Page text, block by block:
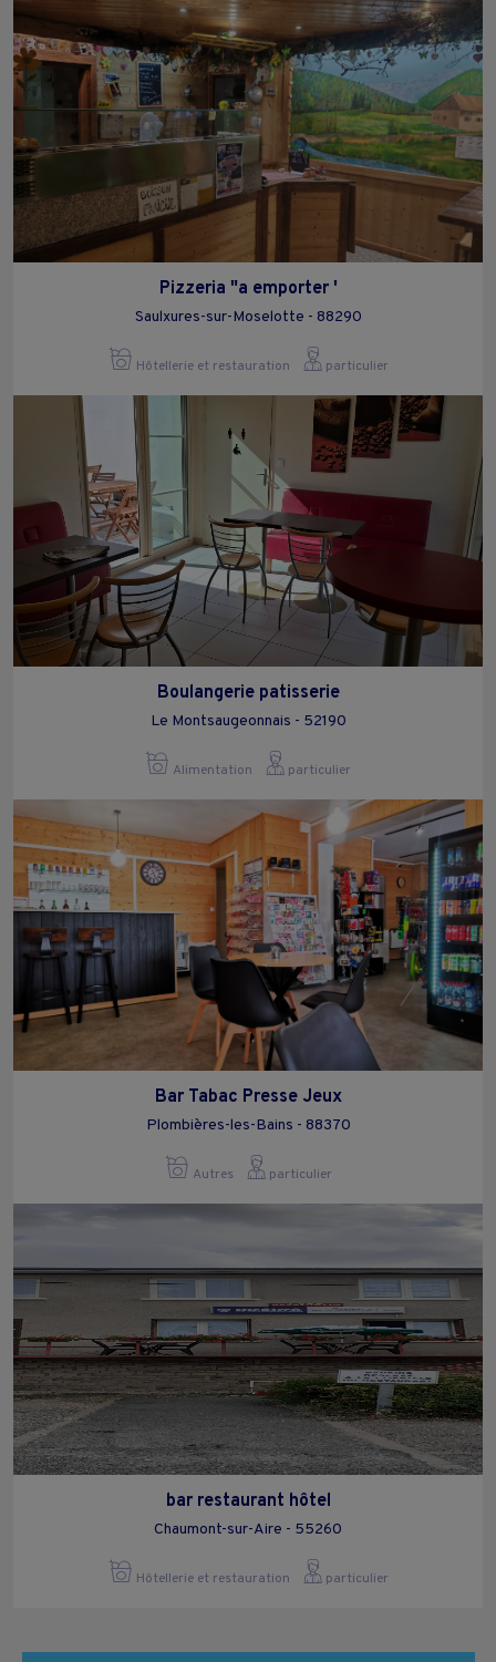
Pizzeria "a emporter '
Saulxures-sur-Moselotte - 88290
Hôtellerie et restauration particulier
Boulangerie patisserie
Le Montsaugeonnais - 52190
Alimentation particulier
Bar Tabac Presse Jeux
Plombières-les-Bains - 88370
Autres particulier
bar restaurant hôtel
Chaumont-sur-Aire - 55260
Hôtellerie et restauration particulier